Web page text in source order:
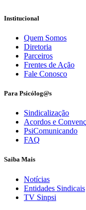
Institucional
Quem Somos
Diretoria
Parceiros
Frentes de Ação
Fale Conosco
Para Psicólog@s
Sindicalização
Acordos e
PsiComunicando
FAQ
Saiba Mais
Notícias
Entidades Sindicais
TV Sinpsi